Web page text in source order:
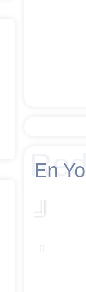
En